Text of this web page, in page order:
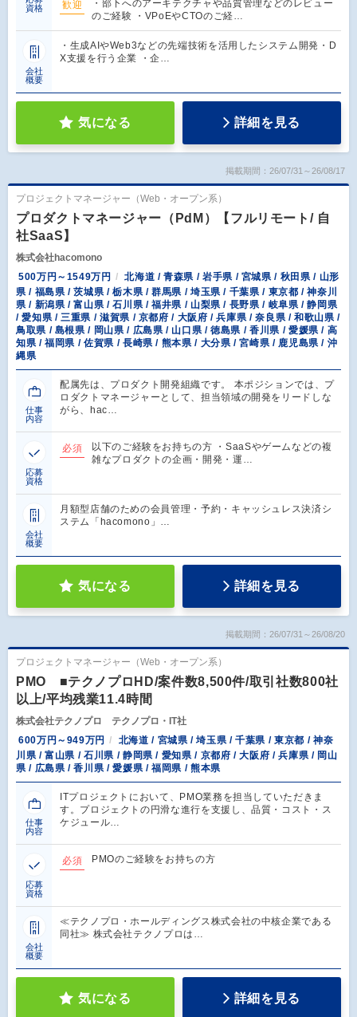
資格
歓迎
・部下へのアーキテクチャや品質管理などのレビュー
のご経験 ・VPoEやCTOのご経…
会社
概要
・生成AIやWeb3などの先端技術を活用したシステム開発・D
X支援を行う企業 ・企…
気になる 詳細を見る
掲載期間：26/07/31～26/08/17
プロジェクトマネージャー（Web・オープン系）
プロダクトマネージャー（PdM）【フルリモート/ 自
社SaaS】
株式会社hacomono
500万円～1549万円
北海道 / 青森県 / 岩手県 / 宮城県 / 秋田県 / 山形
県 / 福島県 / 茨城県 / 栃木県 / 群馬県 / 埼玉県 / 千葉県 / 東京都 / 神奈川
県 / 新潟県 / 富山県 / 石川県 / 福井県 / 山梨県 / 長野県 / 岐阜県 / 静岡県
/ 愛知県 / 三重県 / 滋賀県 / 京都府 / 大阪府 / 兵庫県 / 奈良県 / 和歌山県 /
鳥取県 / 島根県 / 岡山県 / 広島県 / 山口県 / 徳島県 / 香川県 / 愛媛県 / 高
知県 / 福岡県 / 佐賀県 / 長崎県 / 熊本県 / 大分県 / 宮崎県 / 鹿児島県 / 沖
縄県
仕事
内容
配属先は、プロダクト開発組織です。 本ポジションでは、プ
ロダクトマネージャーとして、担当領域の開発をリードしな
がら、hac…
応募
資格
必須
以下のご経験をお持ちの方 ・SaaSやゲームなどの複
雑なプロダクトの企画・開発・運…
会社
概要
月額型店舗のための会員管理・予約・キャッシュレス決済シ
ステム「hacomono」…
気になる 詳細を見る
掲載期間：26/07/31～26/08/20
プロジェクトマネージャー（Web・オープン系）
PMO ■テクノプロHD/案件数8,500件/取引社数800社
以上/平均残業11.4時間
株式会社テクノプロ テクノプロ・IT社
600万円～949万円
北海道 / 宮城県 / 埼玉県 / 千葉県 / 東京都 / 神奈
川県 / 富山県 / 石川県 / 静岡県 / 愛知県 / 京都府 / 大阪府 / 兵庫県 / 岡山
県 / 広島県 / 香川県 / 愛媛県 / 福岡県 / 熊本県
仕事
内容
ITプロジェクトにおいて、PMO業務を担当していただきま
す。プロジェクトの円滑な進行を支援し、品質・コスト・ス
ケジュール…
応募
資格
必須 PMOのご経験をお持ちの方
会社
概要
≪テクノプロ・ホールディングス株式会社の中核企業である
同社≫ 株式会社テクノプロは…
気になる 詳細を見る